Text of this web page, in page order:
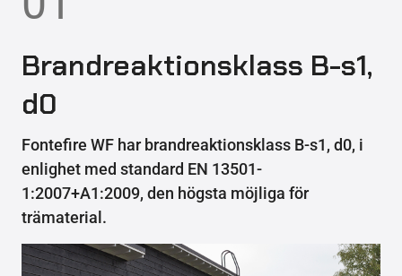
Brandreaktionsklass B-s1,
d0
Fontefire WF har brandreaktionsklass B-s1, d0, i
enlighet med standard EN 13501-
1:2007+A1:2009, den högsta möjliga för
trämaterial.